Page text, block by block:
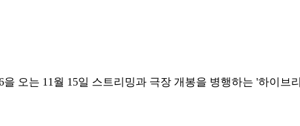
을 오는 11월 15일 스트리밍과 극장 개봉을 병행하는 '하이